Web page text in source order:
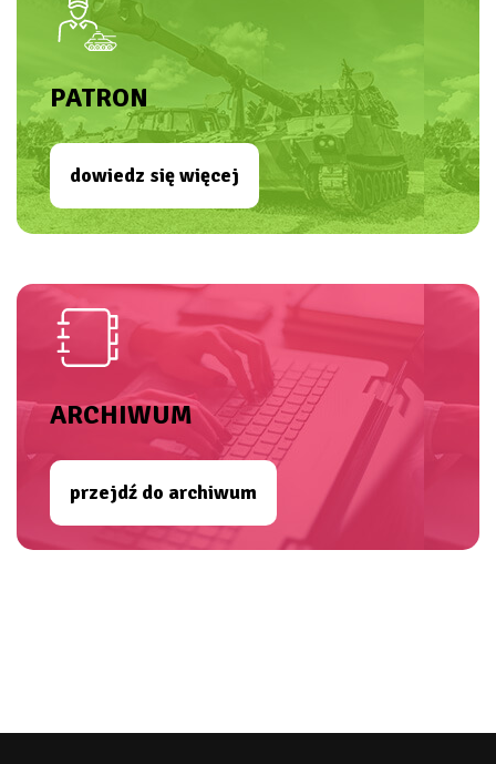
PATRON
dowiedz się więcej
ARCHIWUM
przejdź do archiwum